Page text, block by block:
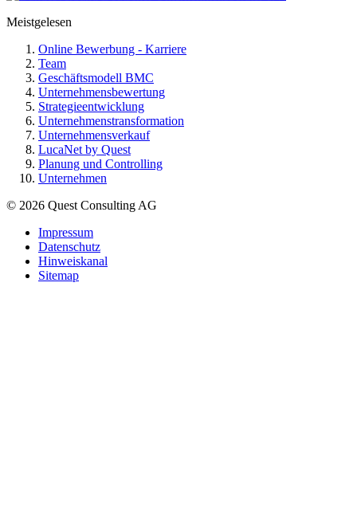
Meistgelesen
Online Bewerbung - Karriere
Team
Geschäftsmodell BMC
Unternehmensbewertung
Strategieentwicklung
Unternehmenstransformation
Unternehmensverkauf
LucaNet by Quest
Planung und Controlling
Unternehmen
© 2026 Quest Consulting AG
Impressum
Datenschutz
Hinweiskanal
Sitemap